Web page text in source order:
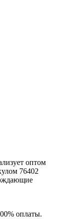
оптом
76402
оплаты.